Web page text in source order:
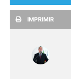
IMPRIMIR